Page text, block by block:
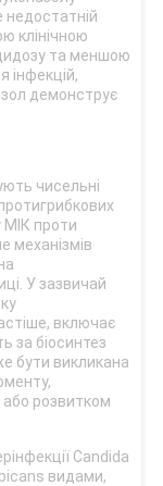
недостатній
клінічною
та меншою
інфекцій,
демонструє
чисельні
МІК проти
механізмів
У зазвичай
включає
за біосинтез
бути викликана
або розвитком
Candida
видами,